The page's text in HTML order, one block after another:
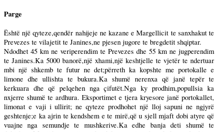
Parge
Është një qyteze,qendër nahijeje ne kazane e Margellicit te sanxhakut te
Prevezes te vilajetit te Janines,ne pjesen jugore te bregdetit shqiptar.
Ndodhet 45 km ne veriperendim te Prevezes dhe 55 km ne jugperendim
te Janines.Ka 5000 banorë,një xhami,një keshtjelle te vjetër te ndertuar
mbi një shkemb te futur ne det;përreth ka kopshte me portokalle e
limone dhe ullishta te bukura.Ka shumë nerenxa që janë tepër te
kerkuara dhe që pelqehen nga çifutët.Nga ky prodhim,popullsia ka
nxjerre shumë te ardhura. Eksportimet e tjera kryesore janë portokallet,
limonat e vaji i ullirit; ne qyteze prodhohet një lloj sapuni ne ngjyrë
geshtenje;e ka ajrin te kendshem e te mirë,që u sjell mjaft dobi atyre që
vuajne nga semundje te mushkerive.Ka edhe banja deti shumë te